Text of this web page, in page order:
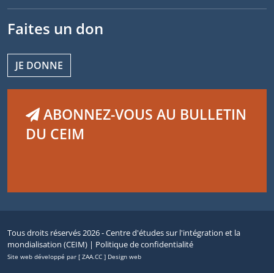
Faites un don
JE DONNE
ABONNEZ-VOUS AU BULLETIN
DU CEIM
Tous droits réservés 2026 - Centre d'études sur l'intégration et la
mondialisation (CEIM) | Politique de confidentialité
Site web développé par [ ZAA.CC ] Design web